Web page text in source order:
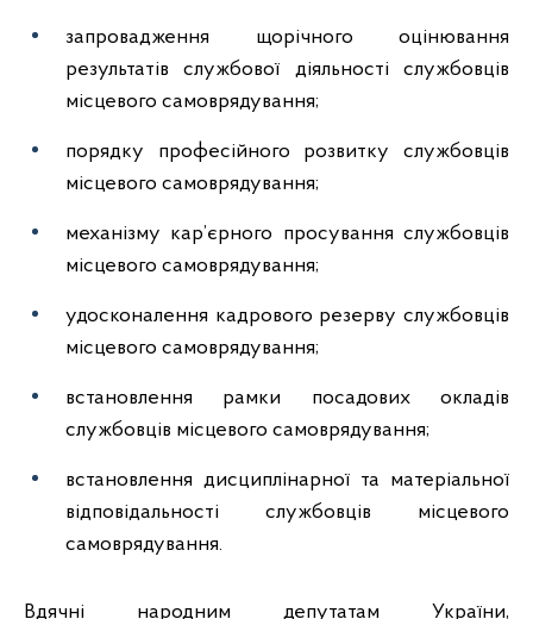
запровадження щорічного оцінювання
результатів службової діяльності службовців
місцевого самоврядування;
порядку професійного розвитку службовців
місцевого самоврядування;
механізму кар’єрного просування службовців
місцевого самоврядування;
удосконалення кадрового резерву службовців
місцевого самоврядування;
встановлення рамки посадових окладів
службовців місцевого самоврядування;
встановлення дисциплінарної та матеріальної
відповідальності службовців місцевого
самоврядування.
Вдячні народним депутатам України,